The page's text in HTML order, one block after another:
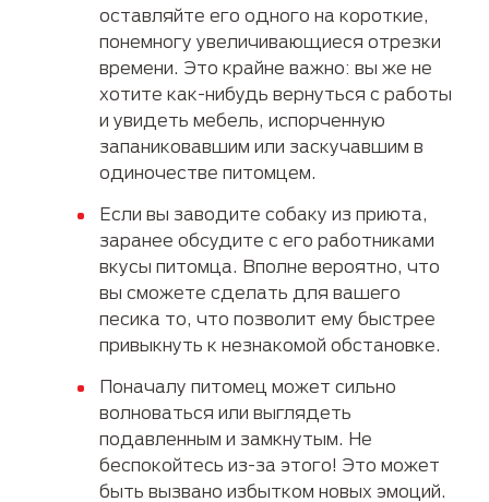
оставляйте его одного на короткие,
понемногу увеличивающиеся отрезки
времени. Это крайне важно: вы же не
хотите как-нибудь вернуться с работы
и увидеть мебель, испорченную
запаниковавшим или заскучавшим в
одиночестве питомцем.
Если вы заводите собаку из приюта,
заранее обсудите с его работниками
вкусы питомца. Вполне вероятно, что
вы сможете сделать для вашего
песика то, что позволит ему быстрее
привыкнуть к незнакомой обстановке.
Поначалу питомец может сильно
волноваться или выглядеть
подавленным и замкнутым. Не
беспокойтесь из-за этого! Это может
быть вызвано избытком новых эмоций.